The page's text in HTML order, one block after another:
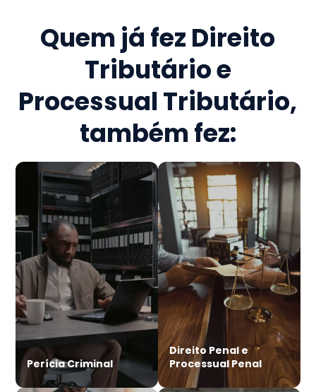
Quem já fez Direito
Tributário e
Processual Tributário,
também fez:
Perícia Criminal
Direito Penal e
Processual Penal